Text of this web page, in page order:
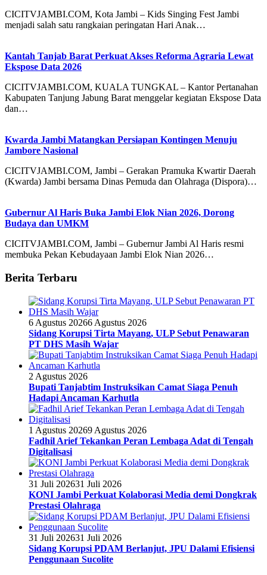
CICITVJAMBI.COM, Kota Jambi – Kids Singing Fest Jambi
menjadi salah satu rangkaian peringatan Hari Anak…
Kantah Tanjab Barat Perkuat Akses Reforma Agraria Lewat
Ekspose Data 2026
CICITVJAMBI.COM, KUALA TUNGKAL – Kantor Pertanahan
Kabupaten Tanjung Jabung Barat menggelar kegiatan Ekspose Data
dan…
Kwarda Jambi Matangkan Persiapan Kontingen Menuju
Jambore Nasional
CICITVJAMBI.COM, Jambi – Gerakan Pramuka Kwartir Daerah
(Kwarda) Jambi bersama Dinas Pemuda dan Olahraga (Dispora)…
Gubernur Al Haris Buka Jambi Elok Nian 2026, Dorong
Budaya dan UMKM
CICITVJAMBI.COM, Jambi – Gubernur Jambi Al Haris resmi
membuka Pekan Kebudayaan Jambi Elok Nian 2026…
Berita Terbaru
6 Agustus 20266 Agustus 2026
Sidang Korupsi Tirta Mayang, ULP Sebut Penawaran
PT DHS Masih Wajar
2 Agustus 2026
Bupati Tanjabtim Instruksikan Camat Siaga Penuh
Hadapi Ancaman Karhutla
1 Agustus 20269 Agustus 2026
Fadhil Arief Tekankan Peran Lembaga Adat di Tengah
Digitalisasi
31 Juli 202631 Juli 2026
KONI Jambi Perkuat Kolaborasi Media demi Dongkrak
Prestasi Olahraga
31 Juli 202631 Juli 2026
Sidang Korupsi PDAM Berlanjut, JPU Dalami Efisiensi
Penggunaan Sucolite